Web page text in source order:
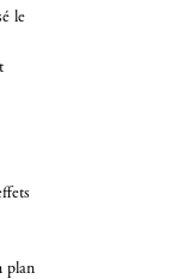
le
plan